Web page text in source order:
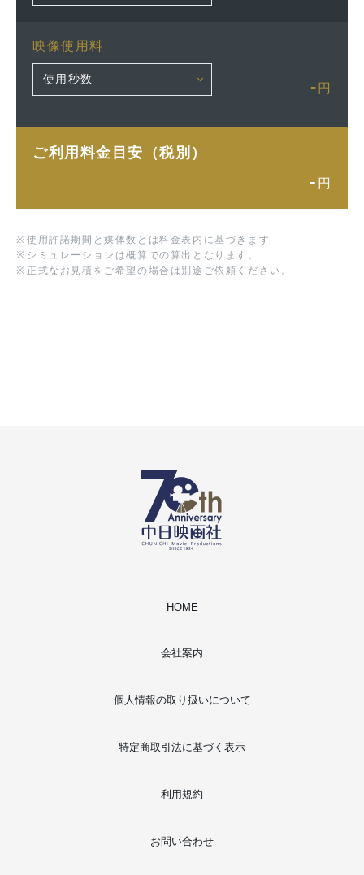
映像使用料
- 円
ご利用料金目安（税別）
- 円
※ 使用許諾期間と媒体数とは料金表内に基づきます
※ シミュレーションは概算での算出となります。
※ 正式なお見積をご希望の場合は別途ご依頼ください。
HOME
会社案内
個人情報の取り扱いについて
特定商取引法に基づく表示
利用規約
お問い合わせ